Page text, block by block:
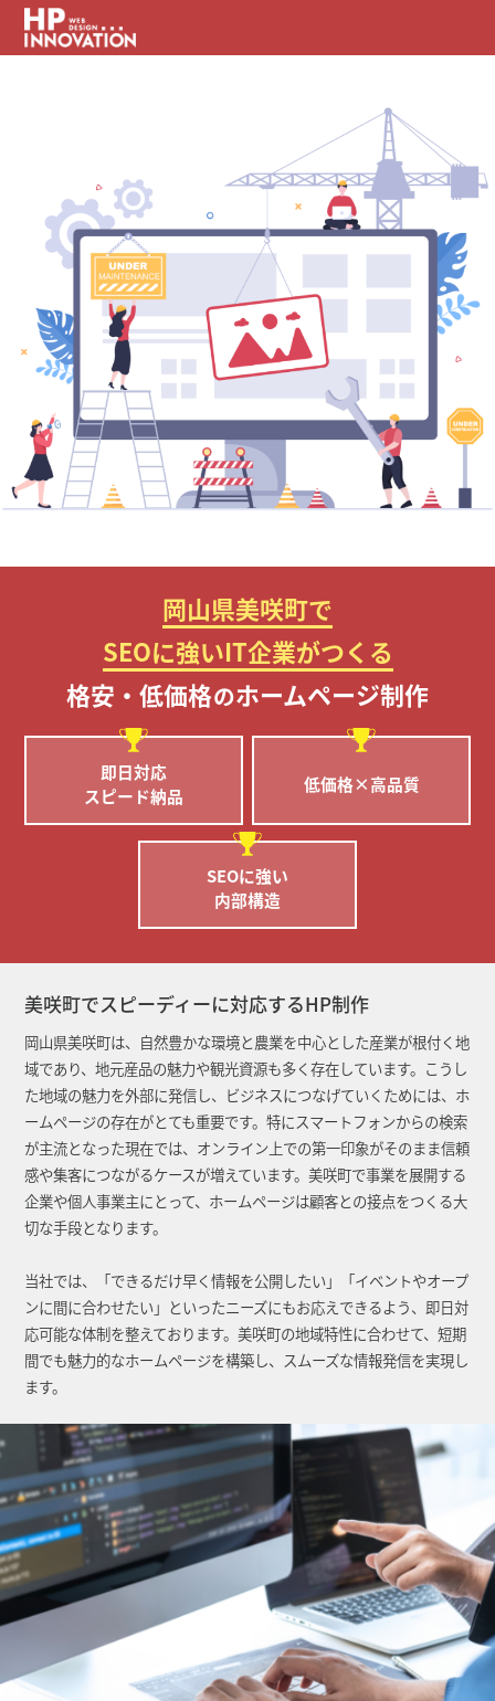
岡山県美咲町で
SEOに強いIT企業がつくる
格安・低価格のホームページ制作
即日対応
スピード納品
低価格×高品質
SEOに強い
内部構造
美咲町でスピーディーに対応するHP制作
岡山県美咲町は、自然豊かな環境と農業を中心とした産業が根付く地
域であり、地元産品の魅力や観光資源も多く存在しています。こうし
た地域の魅力を外部に発信し、ビジネスにつなげていくためには、ホ
ームページの存在がとても重要です。特にスマートフォンからの検索
が主流となった現在では、オンライン上での第一印象がそのまま信頼
感や集客につながるケースが増えています。美咲町で事業を展開する
企業や個人事業主にとって、ホームページは顧客との接点をつくる大
切な手段となります。
当社では、「できるだけ早く情報を公開したい」「イベントやオープ
ンに間に合わせたい」といったニーズにもお応えできるよう、即日対
応可能な体制を整えております。美咲町の地域特性に合わせて、短期
間でも魅力的なホームページを構築し、スムーズな情報発信を実現し
ます。